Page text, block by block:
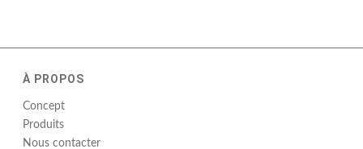
À PROPOS
Concept
Produits
Nous contacter